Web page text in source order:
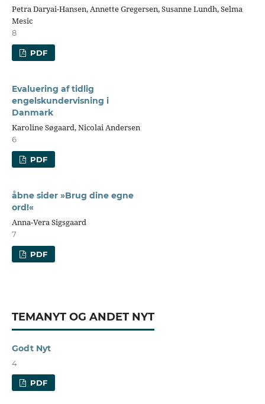
Petra Daryai-Hansen, Annette Gregersen, Susanne Lundh, Selma
Mesic
8
PDF
Evaluering af tidlig
engelskundervisning i
Danmark
Karoline Søgaard, Nicolai Andersen
6
PDF
åbne sider »Brug dine egne
ord!«
Anna-Vera Sigsgaard
7
PDF
TEMANYT OG ANDET NYT
Godt Nyt
4
PDF